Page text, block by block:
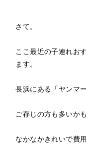
さて。
ここ最近の子連れお
ます。
長浜にある「ヤンマ
ご存じの方も多いか
なかなかきれいで費